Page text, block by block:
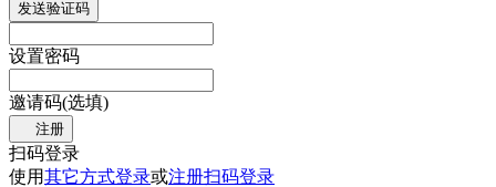
发送验证码
设置密码
邀请码(选填)
注册
扫码登录
使用其它方式登录或注册扫码登录